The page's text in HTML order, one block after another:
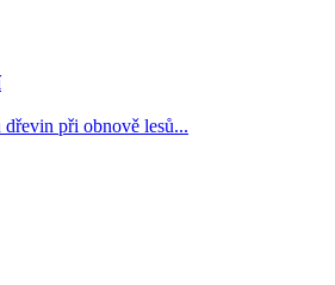
při obnově lesů...